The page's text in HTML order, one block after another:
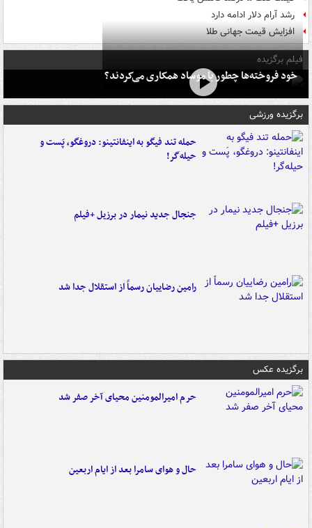
رشد آرام دلار ادامه دارد
افزایش قیمت جهانی طلا
فیلم برگزیده
خود فروخته‌ها چطور با موساد همکاری می‌کردند؟
برگزیده ورزشی
حمله تند فیگو به اینفانتینو: دروغگو، پَست‌ و
حیله‌گر!
جنجال جدید نیمار در برزیل +فیلم
رامین رضاییان رسماً از استقلال جدا شد
برگزیده عکس
حرم امیرالمومنین محیای آخر صفر شد
حال و هوای سامرا بعد از ایام اربعین